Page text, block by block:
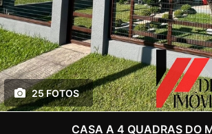
25 FOTOS
CASA A 4 QUADRAS DO